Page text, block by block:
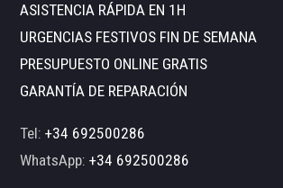
ASISTENCIA RÁPIDA EN 1H
URGENCIAS FESTIVOS FIN DE SEMANA
PRESUPUESTO ONLINE GRATIS
GARANTÍA DE REPARACIÓN
Tel:+34 692500286
WhatsApp:+34 692500286